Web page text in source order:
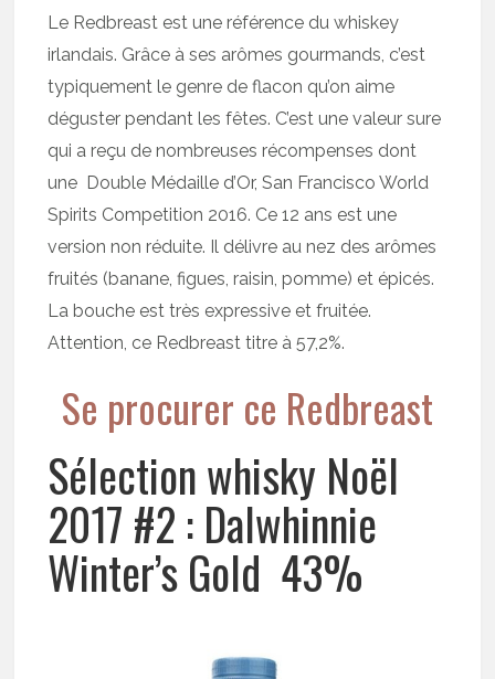
Le Redbreast est une référence du whiskey
irlandais. Grâce à ses arômes gourmands, c’est
typiquement le genre de flacon qu’on aime
déguster pendant les fêtes. C’est une valeur sure
qui a reçu de nombreuses récompenses dont
une Double Médaille d’Or, San Francisco World
Spirits Competition 2016. Ce 12 ans est une
version non réduite. Il délivre au nez des arômes
fruités (banane, figues, raisin, pomme) et épicés.
La bouche est très expressive et fruitée.
Attention, ce Redbreast titre à 57,2%.
Se procurer ce Redbreast
Sélection whisky Noël
2017 #2 : Dalwhinnie
Winter’s Gold 43%